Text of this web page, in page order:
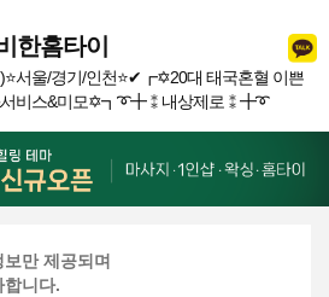
한홈타이
서울/경기/인천⭐️✔┏✡20대 태국혼혈 이쁜
서비스&미모✡┓➰╋⁑내상제로⁑╋➰
만 제공되며
합니다.